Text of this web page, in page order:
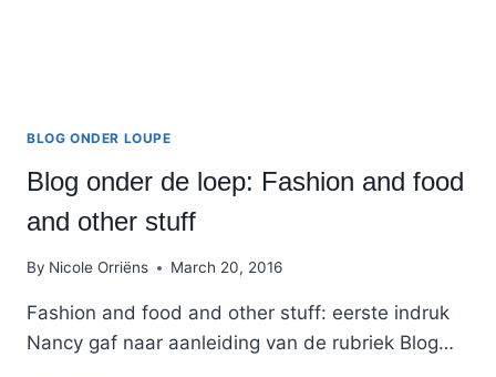
BLOG ONDER LOUPE
Blog onder de loep: Fashion and food
and other stuff
By Nicole Orriëns March 20, 2016
Fashion and food and other stuff: eerste indruk
Nancy gaf naar aanleiding van de rubriek Blog…